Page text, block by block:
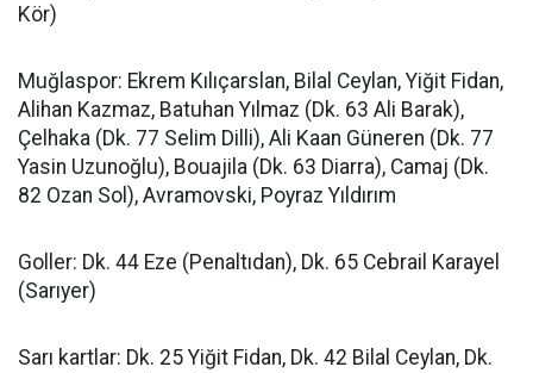
Kör)
Muğlaspor: Ekrem Kılıçarslan, Bilal Ceylan, Yiğit Fidan,
Alihan Kazmaz, Batuhan Yılmaz (Dk. 63 Ali Barak),
Çelhaka (Dk. 77 Selim Dilli), Ali Kaan Güneren (Dk. 77
Yasin Uzunoğlu), Bouajila (Dk. 63 Diarra), Camaj (Dk.
82 Ozan Sol), Avramovski, Poyraz Yıldırım
Goller: Dk. 44 Eze (Penaltıdan), Dk. 65 Cebrail Karayel
(Sarıyer)
Sarı kartlar: Dk. 25 Yiğit Fidan, Dk. 42 Bilal Ceylan, Dk.